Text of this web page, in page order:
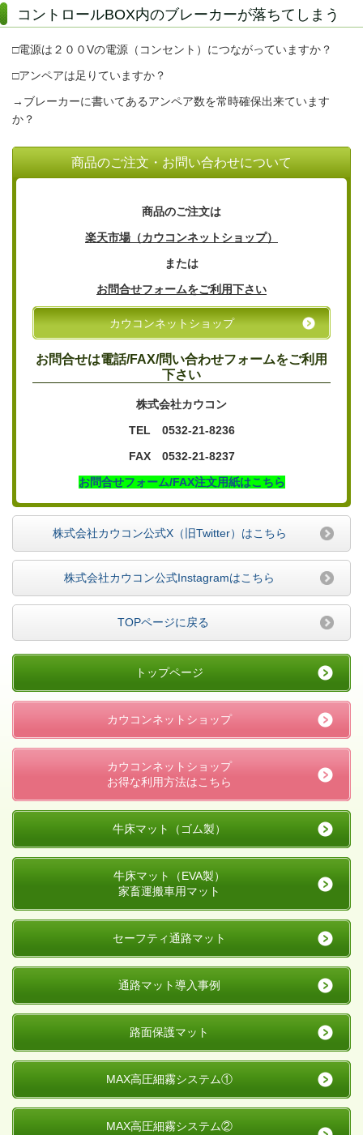
コントロールBOX内のブレーカーが落ちてしまう
□電源は２００Vの電源（コンセント）につながっていますか？
□アンペアは足りていますか？
→ブレーカーに書いてあるアンペア数を常時確保出来ています
か？
商品のご注文・お問い合わせについて
商品のご注文は
楽天市場（カウコンネットショップ）
または
お問合せフォームをご利用下さい
カウコンネットショップ
お問合せは電話/FAX/問い合わせフォームをご利用
下さい
株式会社カウコン
TEL 0532-21-8236
FAX 0532-21-8237
お問合せフォーム/FAX注文用紙はこちら
株式会社カウコン公式X（旧Twitter）はこちら
株式会社カウコン公式Instagramはこちら
TOPページに戻る
トップページ
カウコンネットショップ
カウコンネットショップ
お得な利用方法はこちら
牛床マット（ゴム製）
牛床マット（EVA製）
家畜運搬車用マット
セーフティ通路マット
通路マット導入事例
路面保護マット
MAX高圧細霧システム①
MAX高圧細霧システム②